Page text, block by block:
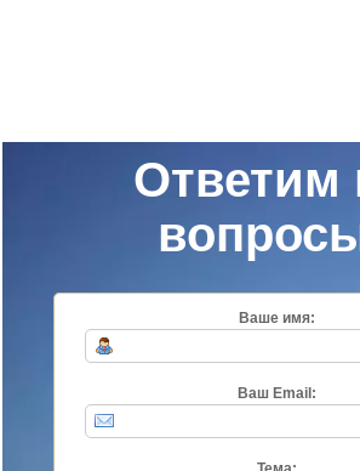
Ответим
Ваше имя:
Ваш Email: